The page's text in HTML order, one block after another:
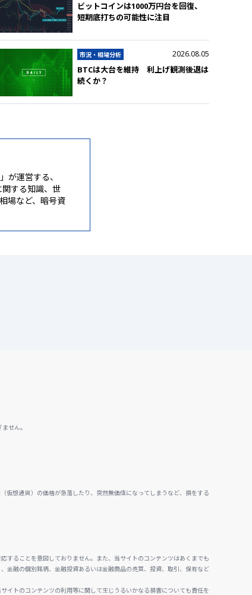
ビットコインは1000万円台を回復、
短期底打ちの可能性に注目
市況・相場分析 2026.08.05
BTCは大台を維持 利上げ観測後退は
続くか？
が運営する、
する知識、世
場など、暗号資
せん。
仮想通貨）の価格が急落したり、突然無価値になってしまうなど、損をする
することを意図しておりません。また、当サイトのコンテンツはあくまでも
金融の個別銘柄、金融投資あるいは金融商品の売買、投資、取引、保有など
イトのコンテンツの利用等に関して生じうるいかなる損害についても責任を